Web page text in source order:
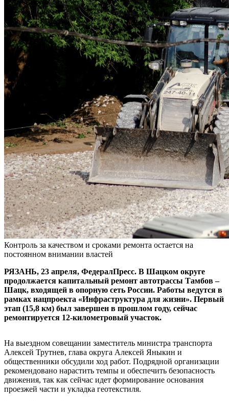
Контроль за качеством и сроками ремонта остается на
постоянном внимании властей
РЯЗАНЬ, 23 апреля, ФедералПресс. В Шацком округе
продолжается капитальный ремонт автотрассы Тамбов –
Шацк, входящей в опорную сеть России. Работы ведутся в
рамках нацпроекта «Инфраструктура для жизни». Первый
этап (15,8 км) был завершен в прошлом году, сейчас
ремонтируется 12-километровый участок.
На выездном совещании заместитель министра транспорта
Алексей Трутнев, глава округа Алексей Яныкин и
общественники обсудили ход работ. Подрядной организации
рекомендовано нарастить темпы и обеспечить безопасность
движения, так как сейчас идет формирование основания
проезжей части и укладка геотекстиля.